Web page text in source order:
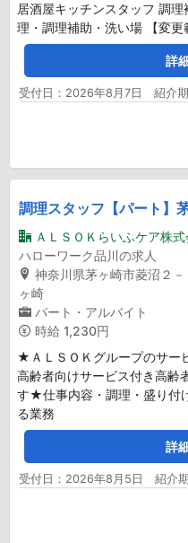
居酒屋キッチンスタッフ 調
理・調理補助・洗い場 【変更
詳
受付日：2026年8月7日 紹介
調理スタッフ【パート】
ＡＬＳＯＫらいふケア株式
ハローワーク品川の求人
神奈川県茅ヶ崎市菱沼２
ヶ崎
パート・アルバイト
時給 1,230円
★ＡＬＳＯＫグループのサ
高齢者向けサービス付き高齢
す★仕事内容・調理・盛り付
る業務
詳
受付日：2026年8月5日 紹介